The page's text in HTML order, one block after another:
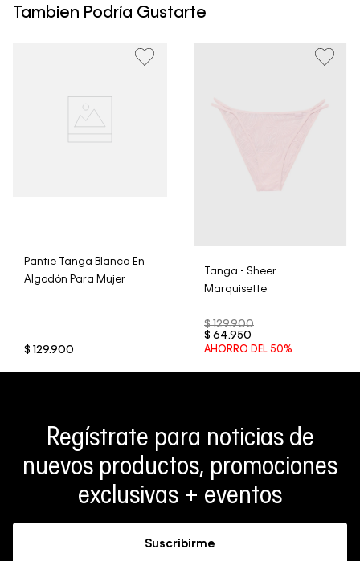
un período de 30 días calendario tras la recepción.
clientes, no aceptamos devoluciones en ropa interior y
Tambien Podría Gustarte
Pantie Tanga Blanca En
Algodón Para Mujer
$ 129.900
Tanga - Sheer
Marquisette
$ 129.900
$ 64.950
AHORRO DEL 50%
Regístrate para noticias de
nuevos productos, promociones
exclusivas + eventos
Suscribirme